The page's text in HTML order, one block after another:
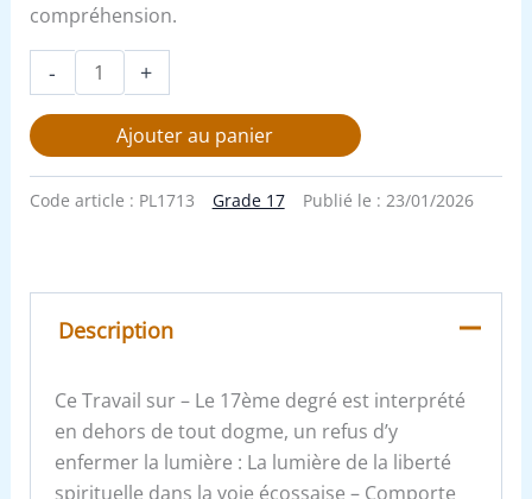
compréhension.
- +
Ajouter au panier
Code article : PL1713 Grade 17 Publié le : 23/01/2026
Description
Ce Travail sur – Le 17ème degré est interprété
en dehors de tout dogme, un refus d’y
enfermer la lumière : La lumière de la liberté
spirituelle dans la voie écossaise – Comporte